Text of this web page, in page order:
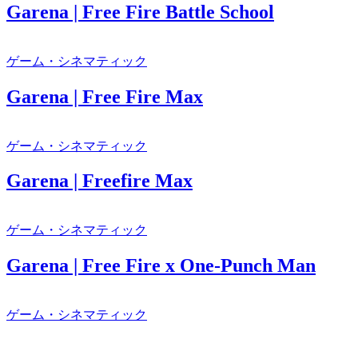
Garena | Free Fire Battle School
ゲーム・シネマティック
Garena | Free Fire Max
ゲーム・シネマティック
Garena | Freefire Max
ゲーム・シネマティック
Garena | Free Fire x One-Punch Man
ゲーム・シネマティック